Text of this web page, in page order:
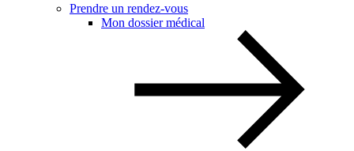
Prendre un rendez-vous
Mon dossier médical